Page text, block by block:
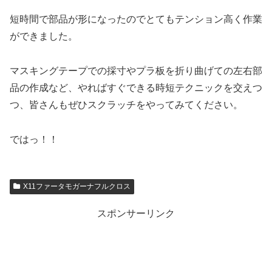
短時間で部品が形になったのでとてもテンション高く作業
ができました。
マスキングテープでの採寸やプラ板を折り曲げての左右部
品の作成など、やればすぐできる時短テクニックを交えつ
つ、皆さんもぜひスクラッチをやってみてください。
ではっ！！
X11ファータモガーナフルクロス
スポンサーリンク